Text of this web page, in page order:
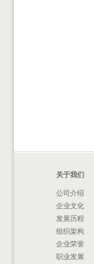
关于我们
公司介绍
企业文化
发展历程
组织架构
企业荣誉
职业发展